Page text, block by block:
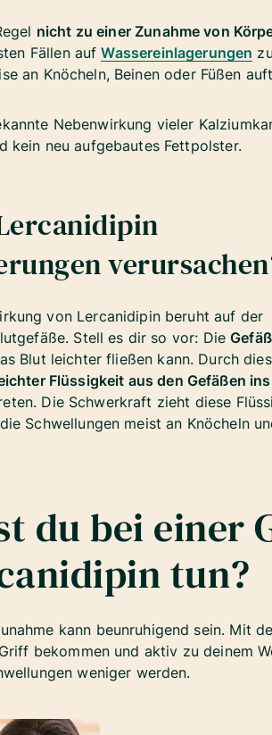
nicht zu einer Zunahme von
Fällen aufWassereinlagerungen
an Knöcheln, Beinen oder Füßen
Nebenwirkung vieler
kein neu aufgebautes Fettpolster.
von Lercanidipin beruht auf der
Stell es dir so vor: Die
Blut leichter fließen kann. Durch
Flüssigkeit aus den Gefäßen ins
Die Schwerkraft zieht diese
Schwellungen meist an Knöcheln
du bei einer
tun?
kann beunruhigend sein. Mit
bekommen und aktiv zu deinem
weniger werden.